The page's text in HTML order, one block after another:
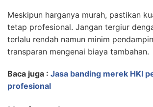
Meskipun harganya murah, pastikan
tetap profesional. Jangan tergiur
terlalu rendah namun minim
transparan mengenai biaya tambahan.
Baca juga : Jasa banding merek HKI
profesional